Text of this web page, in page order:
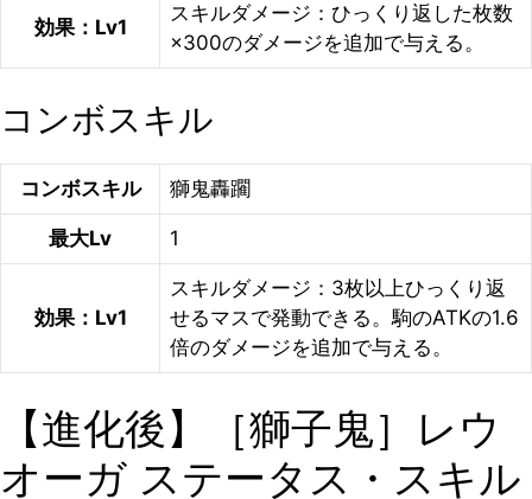
効果：Lv1
スキルダメージ：ひっくり返した枚数
×300のダメージを追加で与える。
コンボスキル
コンボスキル 獅鬼轟躙
最大Lv 1
効果：Lv1
スキルダメージ：3枚以上ひっくり返
せるマスで発動できる。駒のATKの1.6
倍のダメージを追加で与える。
【進化後】［獅子鬼］レウ
オーガ ステータス・スキル